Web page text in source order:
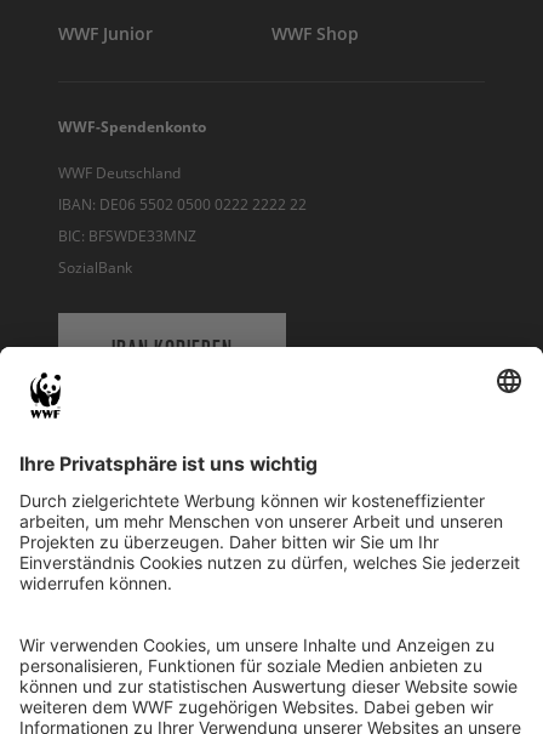
WWF Junior WWF Shop
WWF-Spendenkonto
WWF Deutschland
IBAN: DE06 5502 0500 0222 2222 22
BIC: BFSWDE33MNZ
SozialBank
IBAN KOPIEREN
WWF Deutschland
Reinhardtstr. 18
10117 Berlin
Ihre Spende kann steuerlich geltend gemacht werden
Registriert als Stiftung WWF Deutschland, Senatsverwaltung für